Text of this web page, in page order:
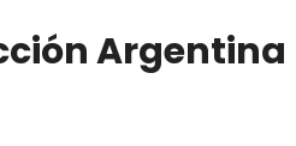
Argentina